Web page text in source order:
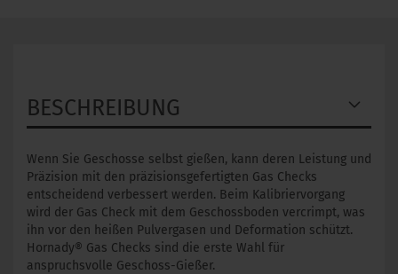
BESCHREIBUNG
Wenn Sie Geschosse selbst gießen, kann deren Leistung und
Präzision mit den präzisionsgefertigten Gas Checks
entscheidend verbessert werden. Beim Kalibriervorgang
wird der Gas Check mit dem Geschossboden vercrimpt, was
ihn vor den heißen Pulvergasen und Deformation schützt.
Hornady® Gas Checks sind die erste Wahl für
anspruchsvolle Geschoss-Gießer.